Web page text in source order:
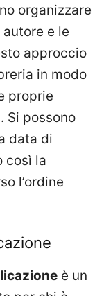
organizzare
e le
approccio
in modo
proprie
Si possono
data di
così la
l’ordine
è un